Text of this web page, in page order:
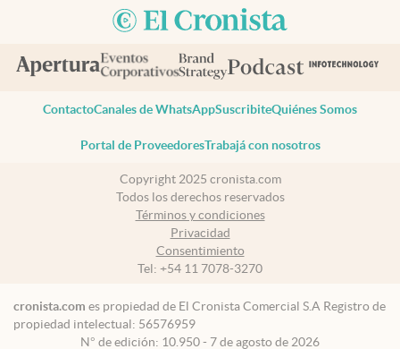
ContactoCanales de WhatsAppSuscribiteQuiénes Somos
Portal de ProveedoresTrabajá con nosotros
Copyright 2025 cronista.com
Todos los derechos reservados
Términos y condiciones
Privacidad
Consentimiento
Tel: +54 11 7078-3270
cronista.com es propiedad de El Cronista Comercial S.A Registro de
propiedad intelectual: 56576959
N° de edición: 10.950 - 7 de agosto de 2026